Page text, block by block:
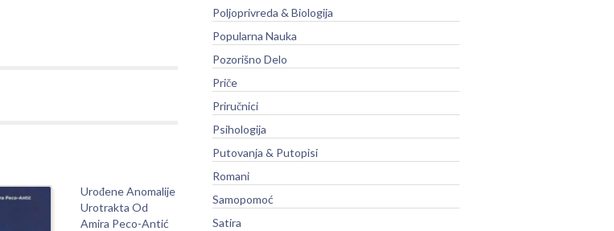
Urođene Anomalije
Urotrakta Od
Amira Peco-Antić
Poljoprivreda & Biologija
Popularna Nauka
Pozorišno Delo
Priče
Priručnici
Psihologija
Putovanja & Putopisi
Romani
Samopomoć
Satira